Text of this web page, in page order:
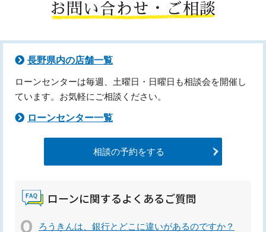
お問い合わせ・ご相談
長野県内の店舗一覧
ローンセンターは毎週、土曜日・日曜日も相談会を開催し
ています。お気軽にご相談ください。
ローンセンター一覧
相談の予約をする
ローンに関するよくあるご質問
ろうきんは、銀行とどこに違いがあるのですか？